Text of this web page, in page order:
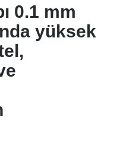
0.1 mm
yüksek